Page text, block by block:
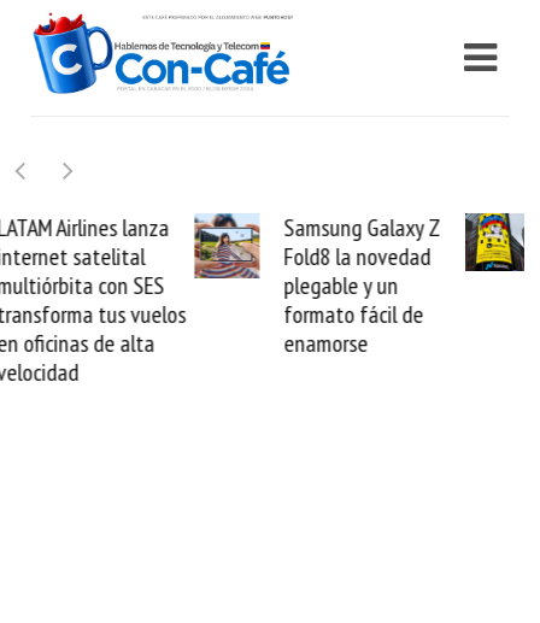
Samsung Galaxy Z
Fold8 la novedad
plegable y un
formato fácil de
enamorse
Cashea levanta 100
millones de dólares y
valida el crédito del
venezolano ante el
mundo